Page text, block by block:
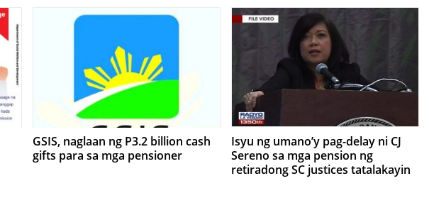
GSIS, naglaan ng P3.2 billion cash
gifts para sa mga pensioner
Isyu ng umano’y pag-delay ni CJ
Sereno sa mga pension ng
retiradong SC justices tatalakayin